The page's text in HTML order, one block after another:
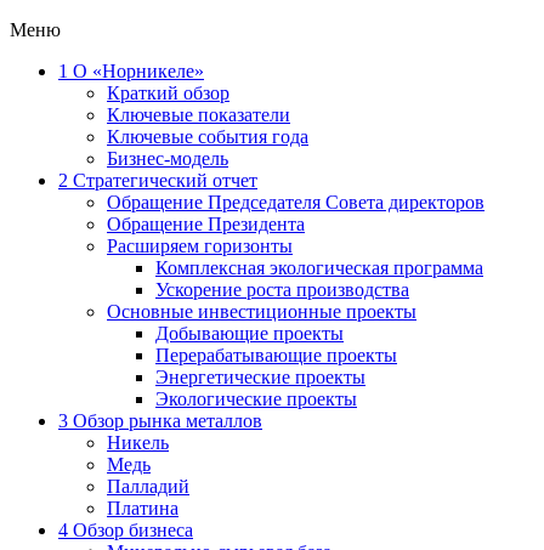
Меню
1 О «Норникеле»
Краткий обзор
Ключевые показатели
Ключевые события года
Бизнес-модель
2 Стратегический отчет
Обращение Председателя Совета директоров
Обращение Президента
Расширяем горизонты
Комплексная экологическая программа
Ускорение роста производства
Основные инвестиционные проекты
Добывающие проекты
Перерабатывающие проекты
Энергетические проекты
Экологические проекты
3 Обзор рынка металлов
Никель
Медь
Палладий
Платина
4 Обзор бизнеса